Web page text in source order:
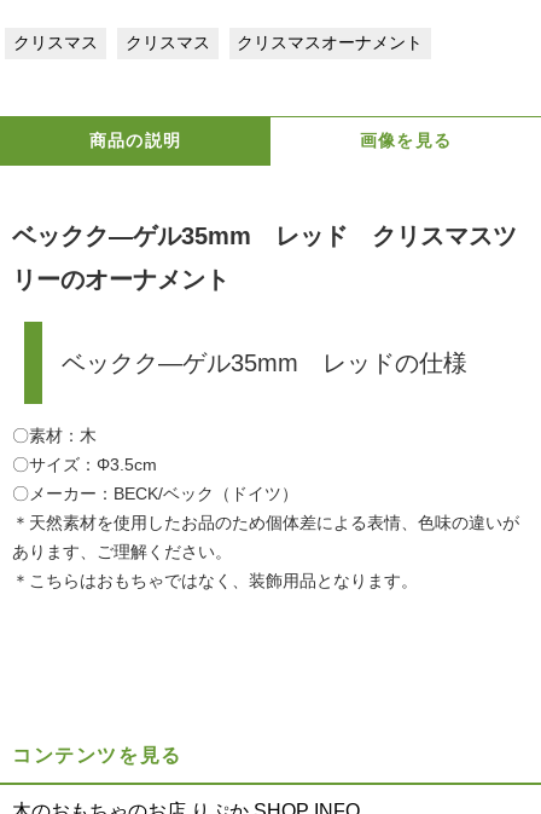
クリスマス クリスマス クリスマスオーナメント
商品の説明 画像を見る
ベックク―ゲル35mm レッド クリスマスツ
リーのオーナメント
ベックク―ゲル35mm レッドの仕様
〇素材：木
〇サイズ：Φ3.5cm
〇メーカー：BECK/ベック（ドイツ）
＊天然素材を使用したお品のため個体差による表情、色味の違いが
あります、ご理解ください。
＊こちらはおもちゃではなく、装飾用品となります。
コンテンツを見る